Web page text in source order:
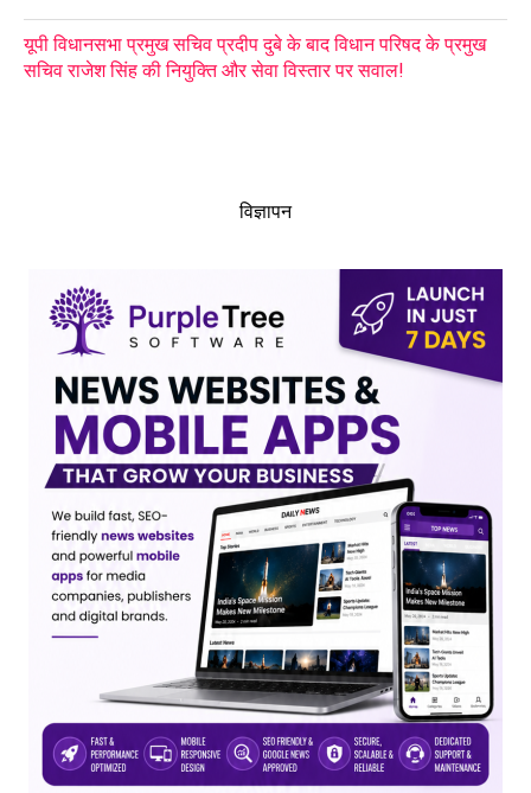
यूपी विधानसभा प्रमुख सचिव प्रदीप दुबे के बाद विधान परिषद के प्रमुख
सचिव राजेश सिंह की नियुक्ति और सेवा विस्तार पर सवाल!
विज्ञापन